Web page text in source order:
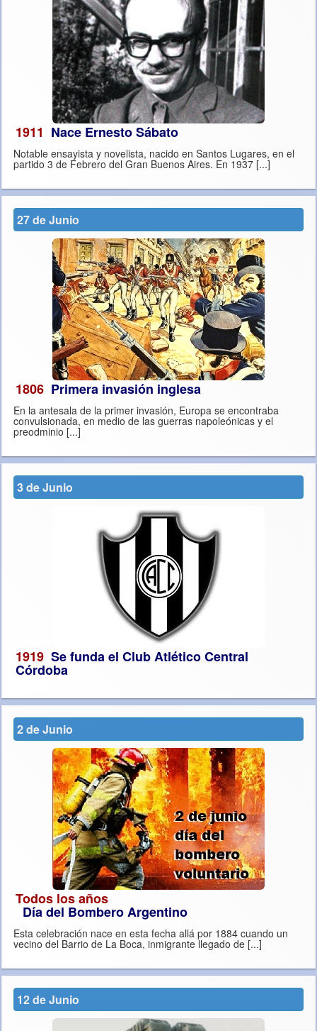
1911 Nace Ernesto Sábato
Notable ensayista y novelista, nacido en Santos Lugares, en el
partido 3 de Febrero del Gran Buenos Aires. En 1937 [...]
27 de Junio
1806 Primera invasión inglesa
En la antesala de la primer invasión, Europa se encontraba
convulsionada, en medio de las guerras napoleónicas y el
preodminio [...]
3 de Junio
1919
Córdoba
2 de Junio
Todos los años
Día del Bombero Argentino
Esta celebración nace en esta fecha allá por 1884 cuando un
vecino del Barrio de La Boca, inmigrante llegado de [...]
12 de Junio